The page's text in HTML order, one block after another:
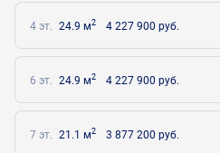
4 эт. 24.9 м2 4 227 900 руб.
6 эт. 24.9 м2 4 227 900 руб.
7 эт. 21.1 м2 3 877 200 руб.